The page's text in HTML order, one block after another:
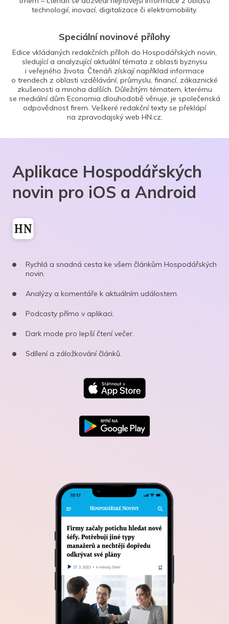
technologií, inovací, digitalizace či elektromobility.
Speciální novinové přílohy
Edice vkládaných redakčních příloh do Hospodářských novin,
sledující a analyzující aktuální témata z oblasti byznysu
i veřejného života. Čtenáři získají například informace
o trendech z oblasti vzdělávání, průmyslu, financí, zákaznické
zkušenosti a mnoha dalších. Důležitým tématem, kterému
se mediální dům Economia dlouhodobě věnuje, je společenská
odpovědnost firem. Veškeré redakční texty se překlápí
na zpravodajský web HN.cz.
Aplikace Hospodářských
novin pro iOS a Android
Rychlá a snadná cesta ke všem článkům Hospodářských
novin.
Analýzy a komentáře k aktuálním událostem.
Podcasty přímo v aplikaci.
Dark mode pro lepší čtení večer.
Sdílení a záložkování článků.